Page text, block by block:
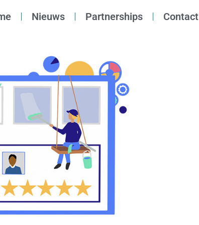
Nieuws Partnerships Contact